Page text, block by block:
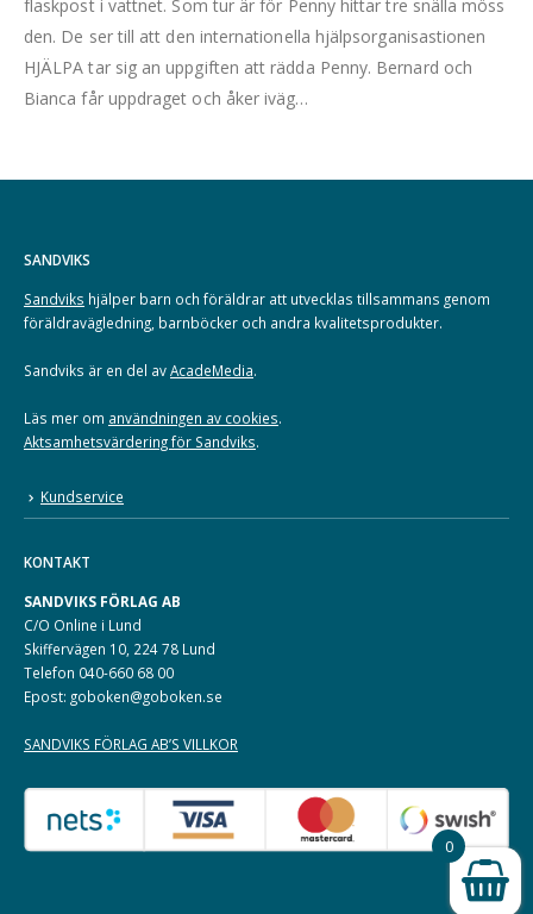
flaskpost i vattnet. Som tur är för Penny hittar tre snälla möss
den. De ser till att den internationella hjälpsorganisastionen
HJÄLPA tar sig an uppgiften att rädda Penny. Bernard och
Bianca får uppdraget och åker iväg…
SANDVIKS
Sandviks hjälper barn och föräldrar att utvecklas tillsammans genom
föräldravägledning, barnböcker och andra kvalitetsprodukter.
Sandviks är en del avAcadeMedia.
Läs mer om användningen av cookies.
Aktsamhetsvärdering för Sandviks.
Kundservice
KONTAKT
SANDVIKS FÖRLAG AB
C/O Online i Lund
Skiffervägen 10, 224 78 Lund
Telefon 040-660 68 00
Epost: goboken@goboken.se
SANDVIKS FÖRLAG AB’S VILLKOR
0